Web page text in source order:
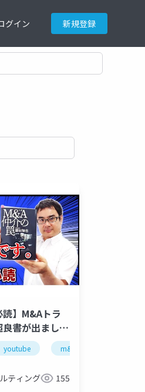
グイン 新規登録
札 入札
m&a支援機関登録制度
インフォメーションメモランダム
】M&Aトラ
書が出まし
料
youtube m&a仲介
ティング 155